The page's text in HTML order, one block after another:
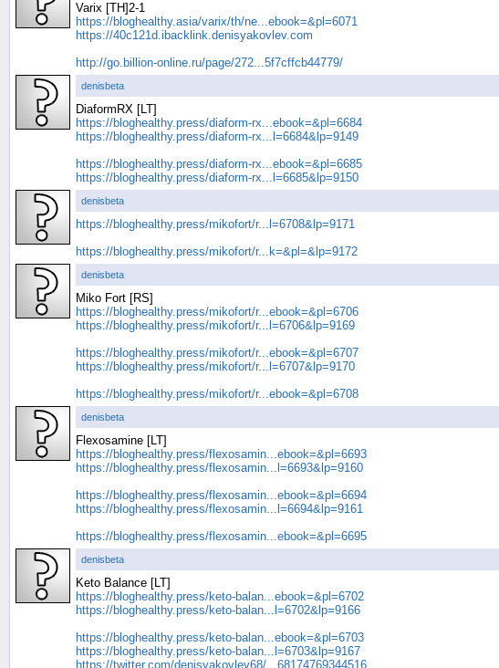
Varix [TH]2-1
https://bloghealthy.asia/varix/th/ne...ebook=&pl=6071
https://40c121d.ibacklink.denisyakovlev.com
http://go.billion-online.ru/page/272...5f7cffcb44779/
denisbeta
DiaformRX [LT]
https://bloghealthy.press/diaform-rx...ebook=&pl=6684
https://bloghealthy.press/diaform-rx...l=6684&lp=9149
https://bloghealthy.press/diaform-rx...ebook=&pl=6685
https://bloghealthy.press/diaform-rx...l=6685&lp=9150
denisbeta
https://bloghealthy.press/mikofort/r...l=6708&lp=9171
https://bloghealthy.press/mikofort/r...k=&pl=&lp=9172
denisbeta
Miko Fort [RS]
https://bloghealthy.press/mikofort/r...ebook=&pl=6706
https://bloghealthy.press/mikofort/r...l=6706&lp=9169
https://bloghealthy.press/mikofort/r...ebook=&pl=6707
https://bloghealthy.press/mikofort/r...l=6707&lp=9170
https://bloghealthy.press/mikofort/r...ebook=&pl=6708
denisbeta
Flexosamine [LT]
https://bloghealthy.press/flexosamin...ebook=&pl=6693
https://bloghealthy.press/flexosamin...l=6693&lp=9160
https://bloghealthy.press/flexosamin...ebook=&pl=6694
https://bloghealthy.press/flexosamin...l=6694&lp=9161
https://bloghealthy.press/flexosamin...ebook=&pl=6695
denisbeta
Keto Balance [LT]
https://bloghealthy.press/keto-balan...ebook=&pl=6702
https://bloghealthy.press/keto-balan...l=6702&lp=9166
https://bloghealthy.press/keto-balan...ebook=&pl=6703
https://bloghealthy.press/keto-balan...l=6703&lp=9167
https://twitter.com/denisyakovlev68/...68174769344516